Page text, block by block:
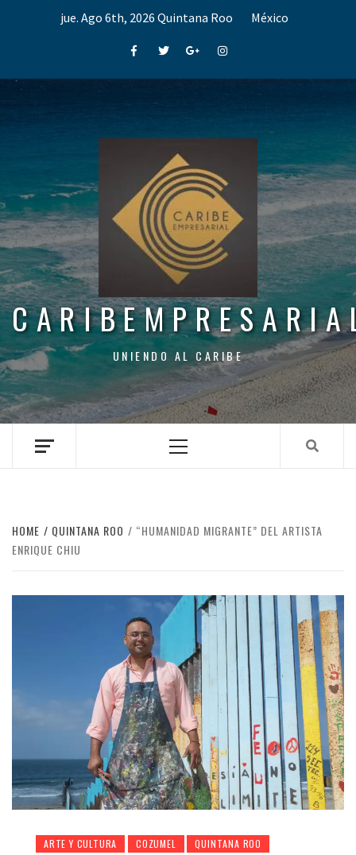
jue. Ago 6th, 2026 Quintana Roo México
FacebookTwitterGoogle+Instagram
UNIENDO AL CARIBE
Menu
HOME QUINTANA ROO
“HUMANIDAD MIGRANTE” DEL ARTISTA
ENRIQUE CHIU
ARTE Y CULTURA COZUMEL QUINTANA ROO